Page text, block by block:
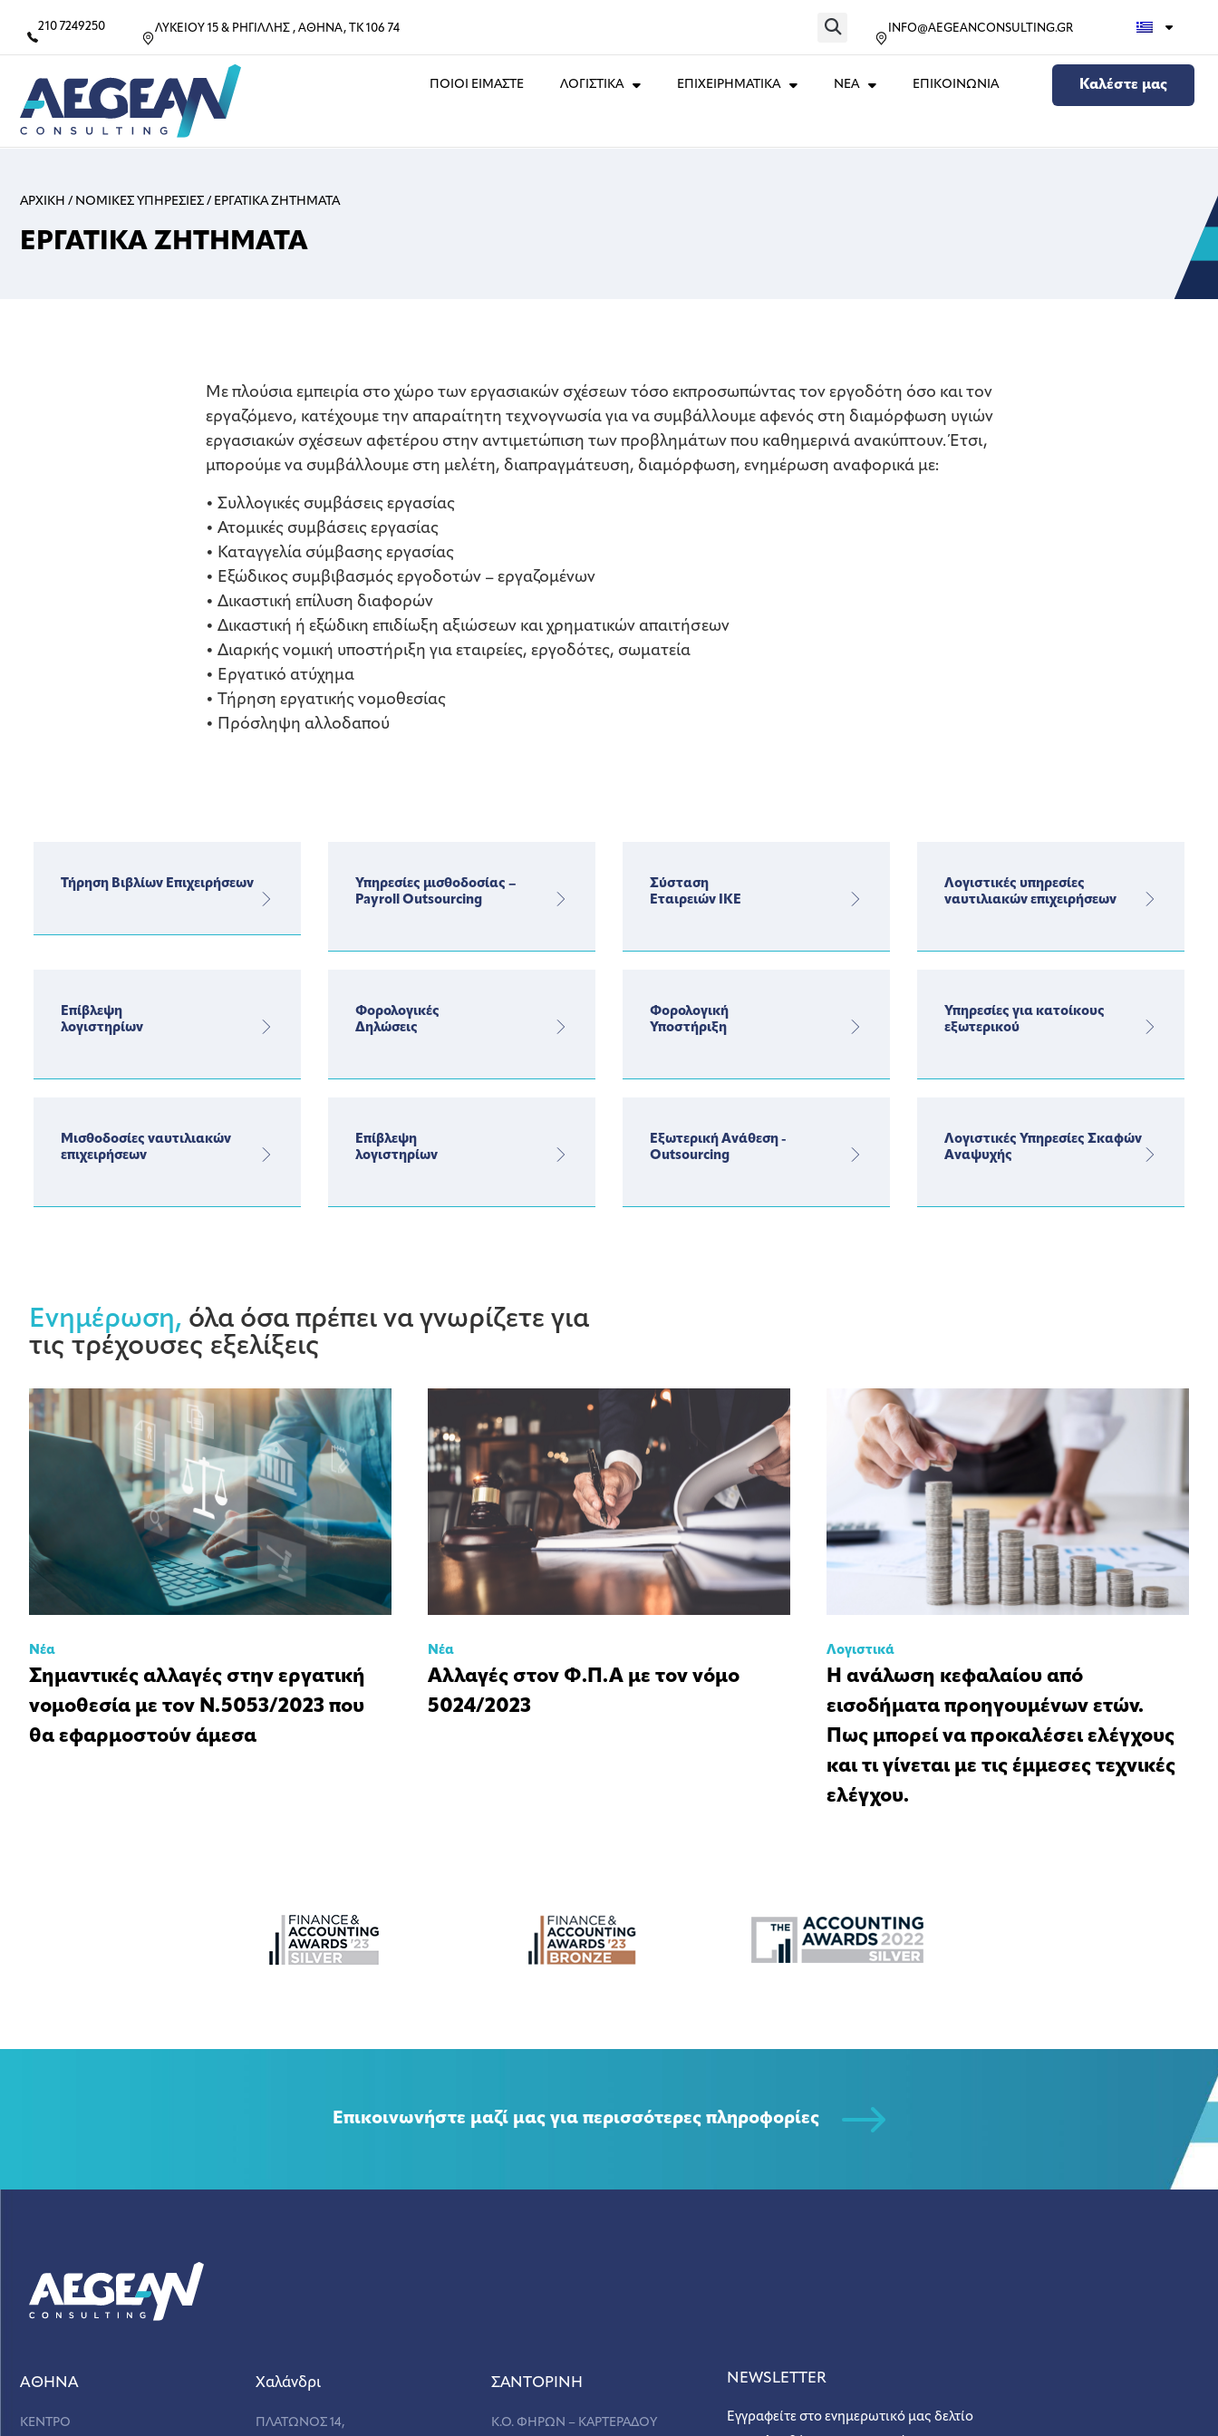
210 7249250 ΛΥΚΕΙΟΥ 15 & ΡΗΓΙΛΛΗΣ , ΑΘΗΝΑ, ΤΚ 106 74 INFO@AEGEANCONSULTING.GR
ΠΟΙΟΙ ΕΙΜΑΣΤΕ ΛΟΓΙΣΤΙΚΑ ΕΠΙΧΕΙΡΗΜΑΤΙΚΑ ΝΕΑ ΕΠΙΚΟΙΝΩΝΙΑ Καλέστε μας
ΑΡΧΙΚΗ / ΝΟΜΙΚΕΣ ΥΠΗΡΕΣΙΕΣ / ΕΡΓΑΤΙΚΑ ΖΗΤΗΜΑΤΑ
ΕΡΓΑΤΙΚΑ ΖΗΤΗΜΑΤΑ
Με πλούσια εμπειρία στο χώρο των εργασιακών σχέσεων τόσο εκπροσωπώντας τον εργοδότη όσο και τον
εργαζόμενο, κατέχουμε την απαραίτητη τεχνογνωσία για να συμβάλλουμε αφενός στη διαμόρφωση υγιών
εργασιακών σχέσεων αφετέρου στην αντιμετώπιση των προβλημάτων που καθημερινά ανακύπτουν. Έτσι,
μπορούμε να συμβάλλουμε στη μελέτη, διαπραγμάτευση, διαμόρφωση, ενημέρωση αναφορικά με:
• Συλλογικές συμβάσεις εργασίας
• Ατομικές συμβάσεις εργασίας
• Καταγγελία σύμβασης εργασίας
• Εξώδικος συμβιβασμός εργοδοτών – εργαζομένων
• Δικαστική επίλυση διαφορών
• Δικαστική ή εξώδικη επιδίωξη αξιώσεων και χρηματικών απαιτήσεων
• Διαρκής νομική υποστήριξη για εταιρείες, εργοδότες, σωματεία
• Εργατικό ατύχημα
• Τήρηση εργατικής νομοθεσίας
• Πρόσληψη αλλοδαπού
Τήρηση Βιβλίων Επιχειρήσεων
Υπηρεσίες μισθοδοσίας –
Payroll Outsourcing
Σύσταση
Εταιρειών ΙΚΕ
Λογιστικές υπηρεσίες
ναυτιλιακών επιχειρήσεων
Επίβλεψη
λογιστηρίων
Φορολογικές
Δηλώσεις
Φορολογική
Υποστήριξη
Υπηρεσίες για κατοίκους
εξωτερικού
Μισθοδοσίες ναυτιλιακών
επιχειρήσεων
Επίβλεψη
λογιστηρίων
Εξωτερική Ανάθεση -
Outsourcing
Λογιστικές Υπηρεσίες Σκαφών
Αναψυχής
Ενημέρωση, όλα όσα πρέπει να γνωρίζετε για
τις τρέχουσες εξελίξεις
Νέα
Σημαντικές αλλαγές στην εργατική
νομοθεσία με τον Ν.5053/2023 που
θα εφαρμοστούν άμεσα
Νέα
Αλλαγές στον Φ.Π.Α με τον νόμο
5024/2023
Λογιστικά
Η ανάλωση κεφαλαίου από
εισοδήματα προηγουμένων ετών.
Πως μπορεί να προκαλέσει ελέγχους
και τι γίνεται με τις έμμεσες τεχνικές
ελέγχου.
Επικοινωνήστε μαζί μας για περισσότερες πληροφορίες
ΑΘΗΝΑ
ΚΕΝΤΡΟ
Χαλάνδρι
ΠΛΑΤΩΝΟΣ 14,
ΣANΤΟΡΙΝΗ
Κ.Ο. ΦΗΡΩΝ – ΚΑΡΤΕΡΑΔΟΥ
NEWSLETTER
Εγγραφείτε στο ενημερωτικό μας δελτίο